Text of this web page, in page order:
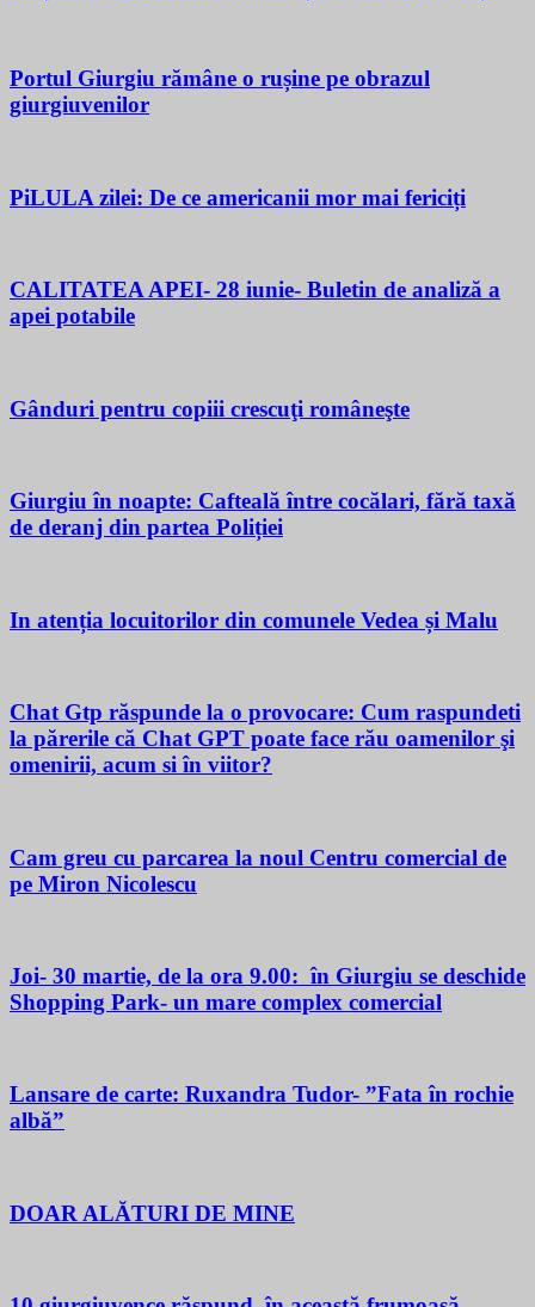
Portul Giurgiu rămâne o rușine pe obrazul
giurgiuvenilor
PiLULA zilei: De ce americanii mor mai fericiți
CALITATEA APEI- 28 iunie- Buletin de analiză a
apei potabile
Gânduri pentru copiii crescuţi româneşte
Giurgiu în noapte: Cafteală între cocălari, fără taxă
de deranj din partea Poliției
In atenția locuitorilor din comunele Vedea și Malu
Chat Gtp răspunde la o provocare: Cum raspundeti
la părerile că Chat GPT poate face rău oamenilor şi
omenirii, acum si în viitor?
Cam greu cu parcarea la noul Centru comercial de
pe Miron Nicolescu
Joi- 30 martie, de la ora 9.00: în Giurgiu se deschide
Shopping Park- un mare complex comercial
Lansare de carte: Ruxandra Tudor- ”Fata în rochie
albă”
DOAR ALĂTURI DE MINE